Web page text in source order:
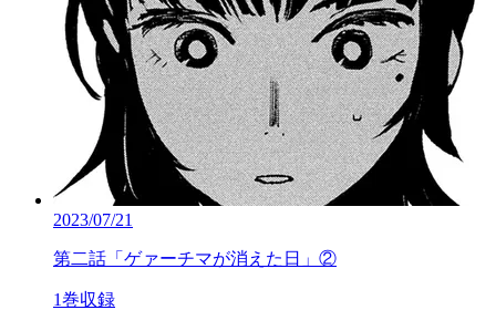
2023/07/21
第二話「ゲァーチマが消えた日」②
1巻収録